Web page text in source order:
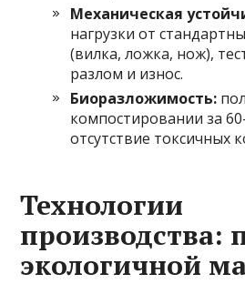
Механическая
нагрузки от
(вилка, ложка, нож),
разлом и износ.
Биоразложимость:
компостировании за
отсутствие токсичных
Технологии
производства:
экологичной